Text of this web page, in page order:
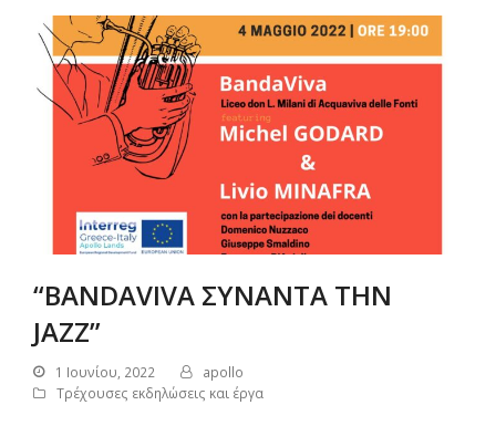
“BANDAVIVA ΣΥΝΑΝΤΑ ΤΗΝ
JAZZ”
1 Ιουνίου, 2022
apollo
Τρέχουσες εκδηλώσεις και έργα